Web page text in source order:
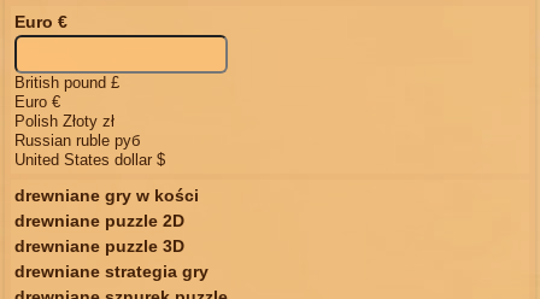
Euro €
British pound £
Euro €
Polish Złoty zł
Russian ruble руб
United States dollar $
drewniane gry w kości
drewniane puzzle 2D
drewniane puzzle 3D
drewniane strategia gry